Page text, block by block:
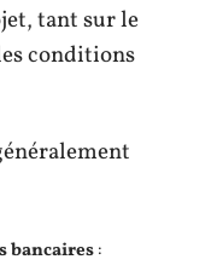
tant sur le
conditions
bancaires: